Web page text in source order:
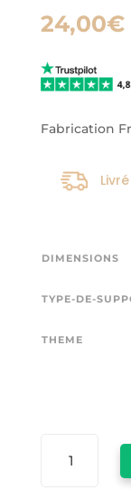
24,00€
Fabrication
DIMENSIONS
TYPE-DE-
THEME